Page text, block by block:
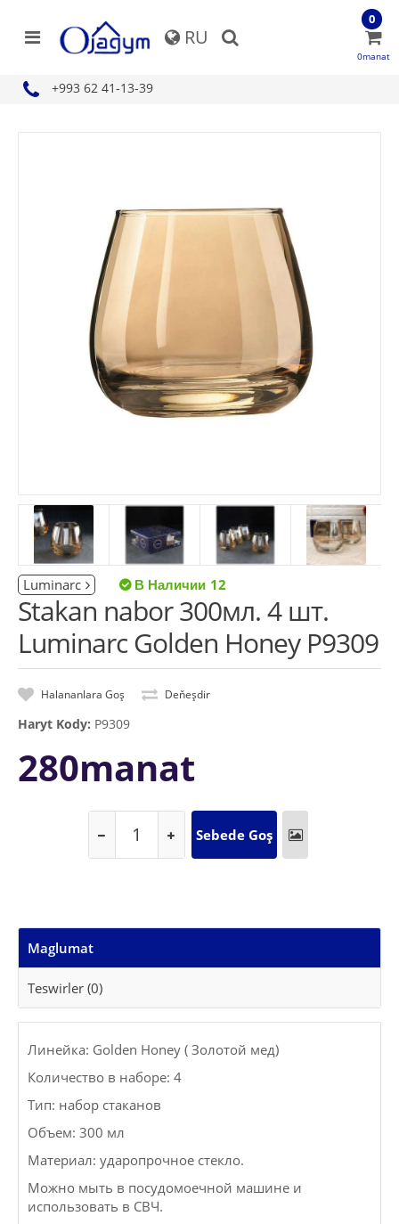
RU
+993 62 41-13-39
0
0manat
Luminarc 12
Stakan nabor 300мл. 4 шт.
Luminarc Golden Honey P9309
Halananlara Goş Deňeşdir
Haryt Kody: P9309
280manat
Maglumat
Teswirler (0)
Линейка: Golden Honey ( Золотой мед)
Количество в наборе: 4
Тип: набор стаканов
Объем: 300 мл
Материал: ударопрочное стекло.
Можно мыть в посудомоечной машине и
использовать в СВЧ.